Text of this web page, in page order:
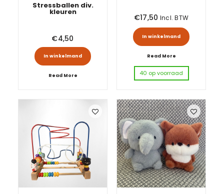
Stressballen div.
kleuren
€4,50
In winkelmand Dit product heeft meerdere
Read More
€17,50 Incl. BTW
In winkelmand
Read More
40 op voorraad